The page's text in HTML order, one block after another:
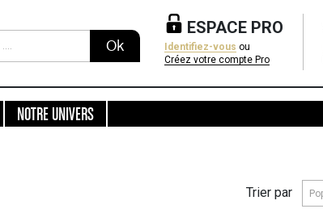
Ok
ESPACE PRO
Identifiez-vous ou
Créez votre compte Pro
NOTRE UNIVERS
Trier par